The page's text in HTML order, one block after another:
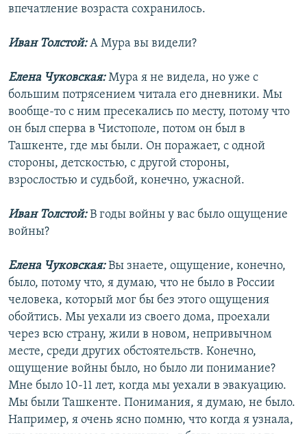
впечатление возраста сохранилось.
Иван Толстой:А Мура вы видели?
Елена Чуковская:Мура я не видела, но уже с
большим потрясением читала его дневники. Мы
вообще-то с ним пресекались по месту, потому что
он был сперва в Чистополе, потом он был в
Ташкенте, где мы были. Он поражает, с одной
стороны, детскостью, с другой стороны,
взрослостью и судьбой, конечно, ужасной.
Иван Толстой:В годы войны у вас было ощущение
войны?
Елена Чуковская:Вы знаете, ощущение, конечно,
было, потому что, я думаю, что не было в России
человека, который мог бы без этого ощущения
обойтись. Мы уехали из своего дома, проехали
через всю страну, жили в новом, непривычном
месте, среди других обстоятельств. Конечно,
ощущение войны было, но было ли понимание?
Мне было 10-11 лет, когда мы уехали в эвакуацию.
Мы были Ташкенте. Понимания, я думаю, не было.
Например, я очень ясно помню, что когда я узнала,